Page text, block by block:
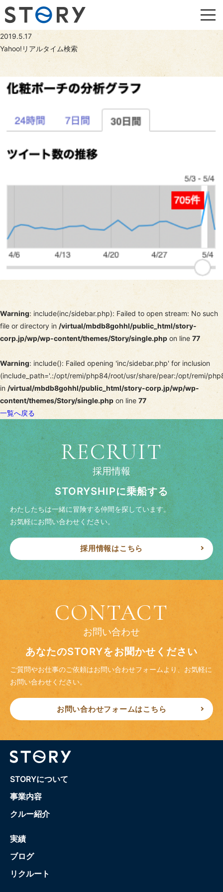
2019.5.17
Yahoo!リアルタイム検索
Warning: include(inc/sidebar.php): Failed to open stream: No such
file or directory in /virtual/mbdb8gohhl/public_html/story-
corp.jp/wp/wp-content/themes/Story/single.php on line 77
Warning: include(): Failed opening 'inc/sidebar.php' for inclusion
(include_path='.:/opt/remi/php84/root/usr/share/pear:/opt/remi/
in/virtual/mbdb8gohhl/public_html/story-corp.jp/wp/wp-
content/themes/Story/single.php on line77
一覧へ戻る
RECRUIT
採用情報
STORYSHIPに乗船する
わたしたちは一緒に冒険する仲間を探しています。
お気軽にお問い合わせください。
採用情報はこちら
CONTACT
お問い合わせ
あなたのSTORYをお聞かせください
ご質問やお仕事のご依頼はお問い合わせフォームより、 お気軽に
お問い合わせください。
お問い合わせフォームはこちら
STORYについて
事業内容
クルー紹介
実績
ブログ
リクルート